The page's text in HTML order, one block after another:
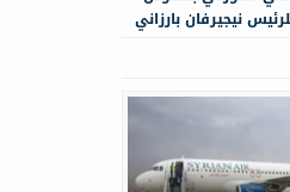
نيجيرفان بارزاني